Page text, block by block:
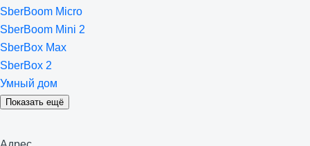
SberBoom Micro
SberBoom Mini 2
SberBox Max
SberBox 2
Умный дом
Показать ещё